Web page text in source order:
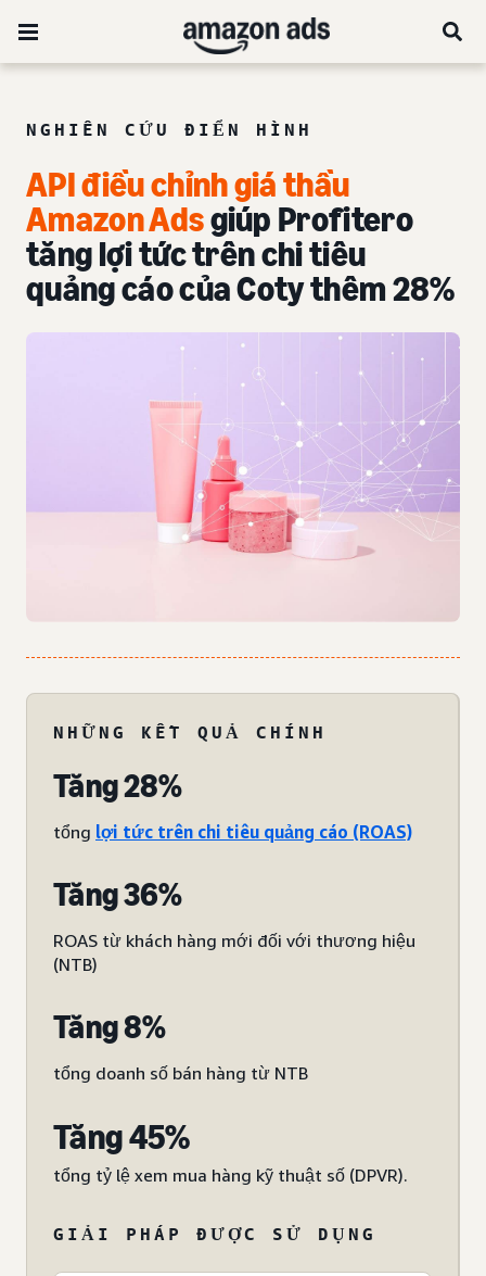
NGHIÊN CỨU ĐIỂN HÌNH
API điều chỉnh giá thầu
Amazon Adsgiúp Profitero
tăng lợi tức trên chi tiêu
quảng cáo của Coty thêm 28%
NHỮNG KẾT QUẢ CHÍNH
Tăng 28%
tổng lợi tức trên chi tiêu quảng cáo (ROAS)
Tăng 36%
ROAS từ khách hàng mới đối với thương hiệu
(NTB)
Tăng 8%
tổng doanh số bán hàng từ NTB
Tăng 45%
tổng tỷ lệ xem mua hàng kỹ thuật số (DPVR).
GIẢI PHÁP ĐƯỢC SỬ DỤNG